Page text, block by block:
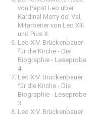
von Papst Leo über
Kardinal Merry del Val,
Mitarbeiter von Leo XIII.
und Pius X.
Leo XIV. Brückenbauer
für die Kirche - Die
Biographie - Leseprobe
4
Leo XIV. Brückenbauer
für die Kirche - Die
Biographie - Leseprobe
3
Leo XIV. Brückenbauer